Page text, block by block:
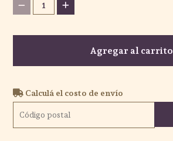
1
Agregar al carrito
Calculá el costo de envío